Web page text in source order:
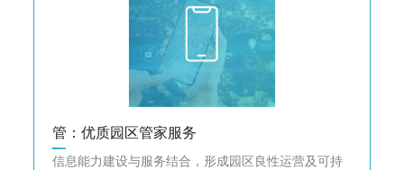
管：优质园区管家服务
信息能力建设与服务结合，形成园区良性运营及可持